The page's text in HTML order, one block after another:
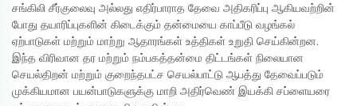
சங்கிலி சீர்குலைவு அல்லது எதிர்பாராத தேவை அதிகரிப்பு ஆகியவற்றின்
போது தயாரிப்புகளின் கிடைக்கும் தன்மையை காப்பீடு வழங்கல்
ஏற்பாடுகள் மற்றும் மாற்று ஆதாரங்கள் உத்திகள் உறுதி செய்கின்றன.
இந்த விரிவான தர மற்றும் நம்பகத்தன்மை திட்டங்கள் நிலையான
செயல்திறன் மற்றும் குறைந்தபட்ச செயல்பாட்டு ஆபத்து தேவைப்படும்
முக்கியமான பயன்பாடுகளுக்கு மாறி அதிர்வெண் இயக்கி சப்ளையரை